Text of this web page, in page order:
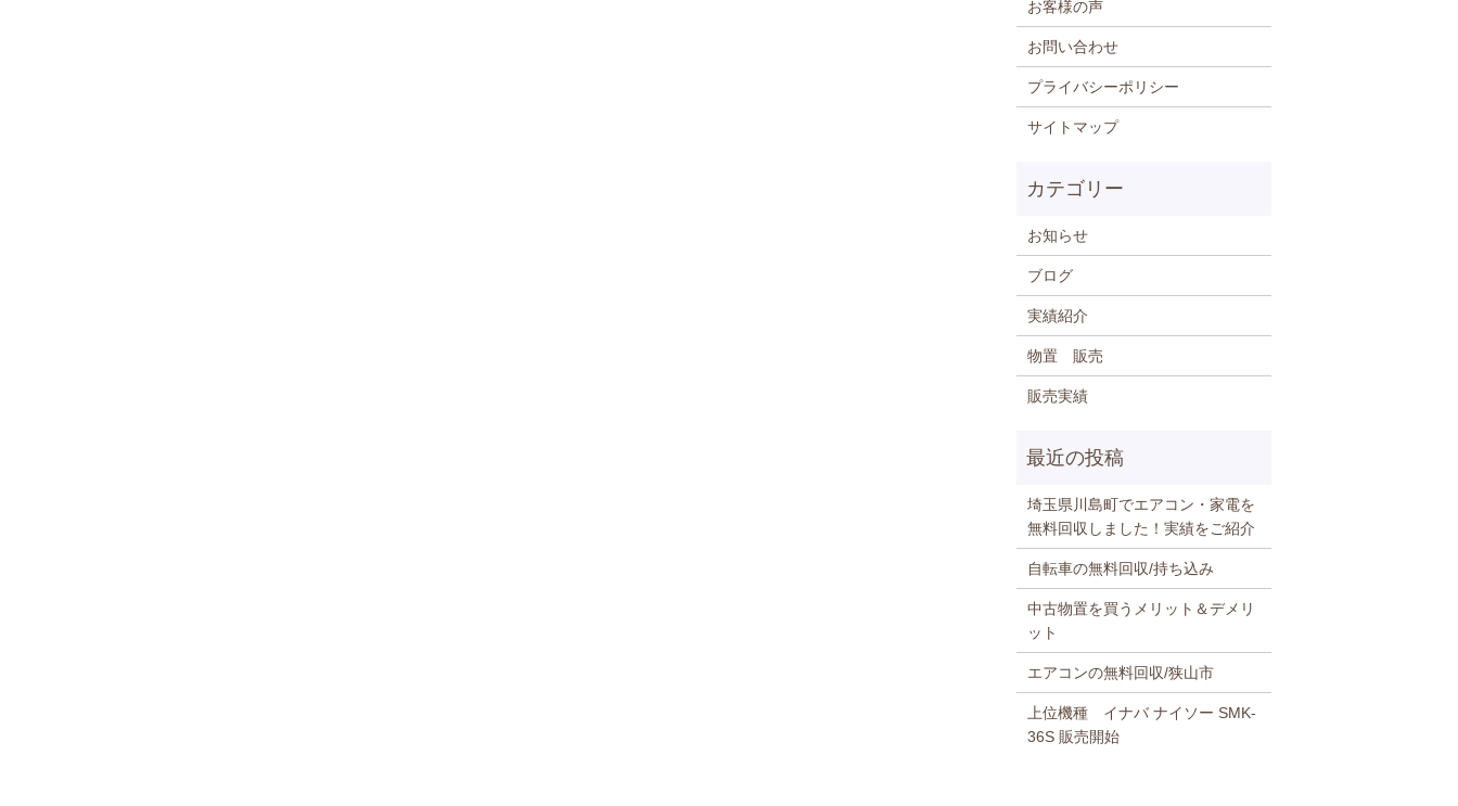
お客様の声
お問い合わせ
プライバシーポリシー
サイトマップ
お知らせ
ブログ
実績紹介
物置 販売
販売実績
埼玉県川島町でエアコン・家電を
無料回収しました！実績をご紹介
自転車の無料回収/持ち込み
中古物置を買うメリット＆デメリ
ット
エアコンの無料回収/狭山市
上位機種 イナバ ナイソー SMK-
36S 販売開始